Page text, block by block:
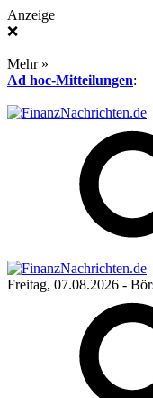
Anzeige
❌
Mehr »
Ad hoc-Mitteilungen:
Freitag, 07.08.2026 -